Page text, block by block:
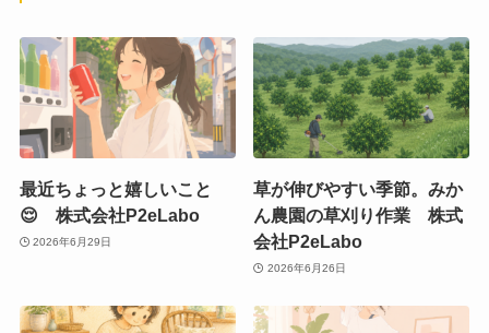
最近ちょっと嬉しいこと
😌 株式会社P2eLabo
2026年6月29日
草が伸びやすい季節。みか
ん農園の草刈り作業 株式
会社P2eLabo
2026年6月26日